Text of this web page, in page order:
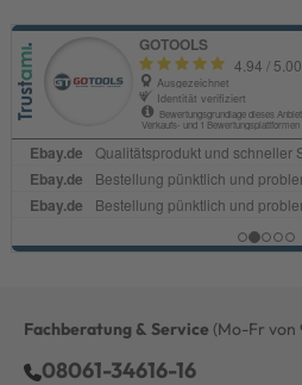
Fachberatung & Service (Mo-Fr von
08061-34616-16